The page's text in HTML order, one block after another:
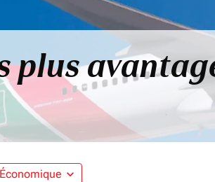
plus
expand_more